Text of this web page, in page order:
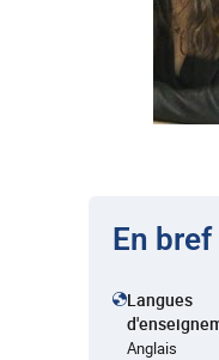
En bref
Langues
Anglais